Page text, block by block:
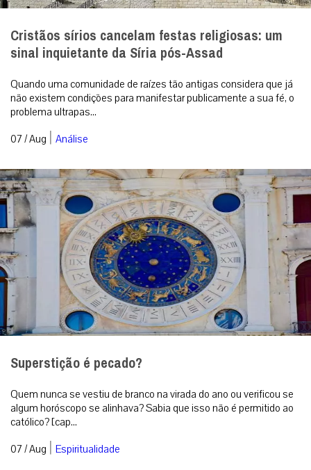
Cristãos sírios cancelam festas religiosas: um
sinal inquietante da Síria pós-Assad
Quando uma comunidade de raízes tão antigas considera que já
não existem condições para manifestar publicamente a sua fé, o
problema ultrapas...
07 / Aug | Análise
Superstição é pecado?
Quem nunca se vestiu de branco na virada do ano ou verificou se
algum horóscopo se alinhava? Sabia que isso não é permitido ao
católico? [cap...
07 / Aug | Espiritualidade